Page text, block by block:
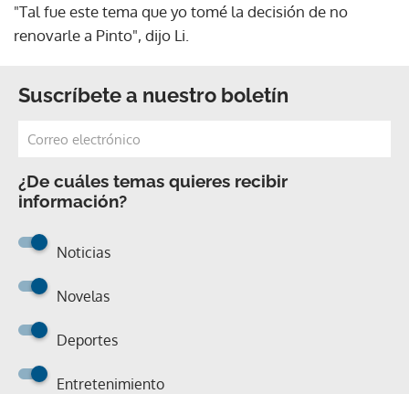
"Tal fue este tema que yo tomé la decisión de no
renovarle a Pinto", dijo Li.
Suscríbete a nuestro boletín
¿De cuáles temas quieres recibir
información?
Noticias
Novelas
Deportes
Entretenimiento